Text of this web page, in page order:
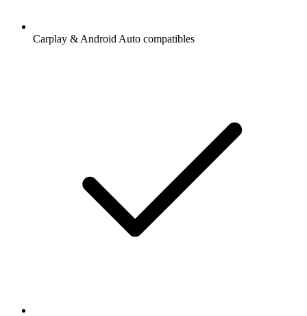
Carplay & Android Auto compatibles